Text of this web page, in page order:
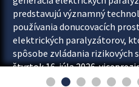
predstavujú významný
používania donucovacích
elektrických paralyzátorov,
spôsobe zvládania rizikových
štvrtok 16. júla 2026
Rastislav Polakovič a riaditeľ